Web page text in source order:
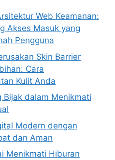
Web Keamanan:
Akses Masuk yang
Pengguna
Skin Barrier
Cara
Kulit Anda
Bijak dalam Menikmati
Modern dengan
dan Aman
Menikmati Hiburan